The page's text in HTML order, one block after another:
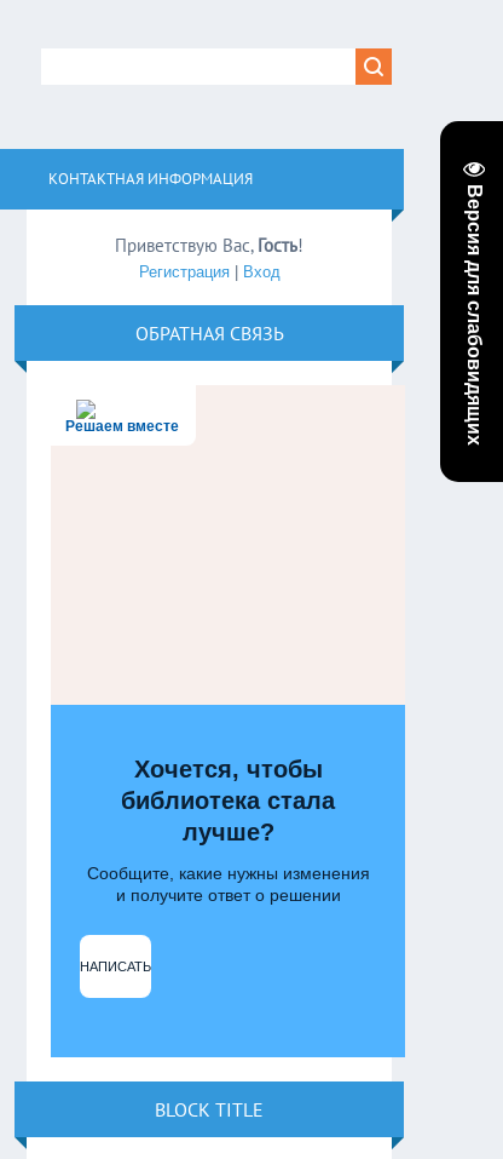
Версия для слабовидящих
КОНТАКТНАЯ ИНФОРМАЦИЯ
Приветствую Вас, Гость!
Регистрация| Вход
ОБРАТНАЯ СВЯЗЬ
Решаем вместе
Хочется, чтобы
библиотека стала
лучше?
Сообщите, какие нужны изменения
и получите ответ о решении
НАПИСАТЬ
BLOCK TITLE